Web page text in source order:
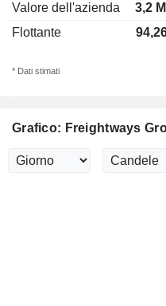
Valore dell'azienda
3,2
Flottante
* Dati stimati
Grafico: Freightways